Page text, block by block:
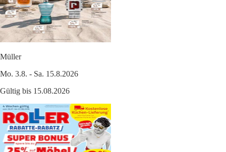
Müller
Mo. 3.8. - Sa. 15.8.2026
Gültig bis 15.08.2026